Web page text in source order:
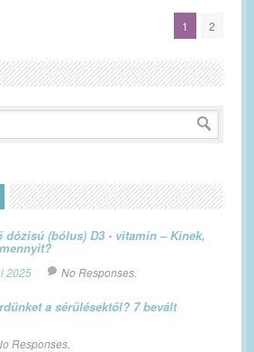
1 2
dózisú (bólus) D3 - vitamin – Kinek,
2025 No Responses.
a sérülésektől? 7 bevált
Responses.